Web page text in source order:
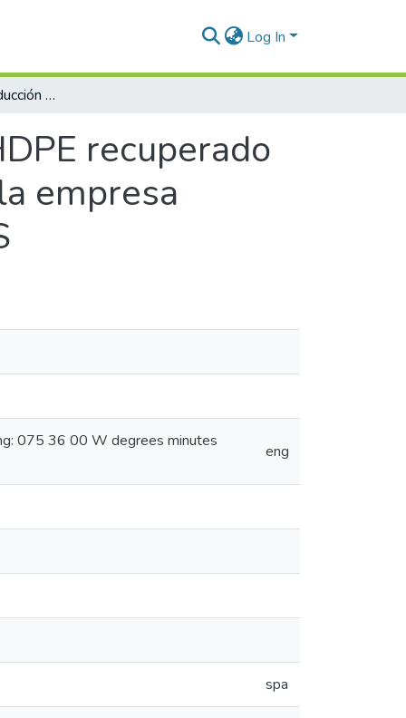
Log In
Aumento de la producción de HDPE recuperado para la fabricación de baldes de pintura en la empresa proyecciones plásticas lirio del campo S.A.S
recuperado
empresa
075 36 00 W degrees minutes
eng
spa